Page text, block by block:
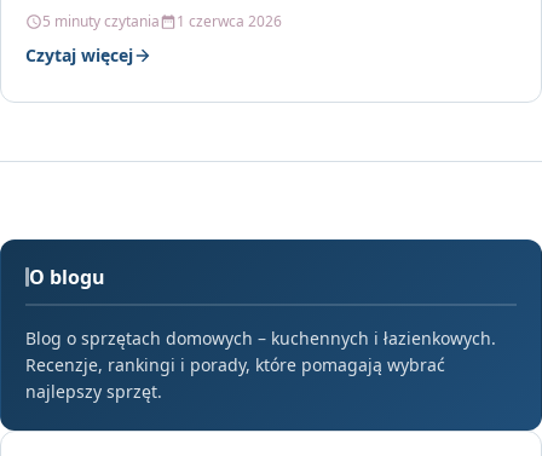
5 minuty czytania 1 czerwca 2026
Czytaj więcej
O blogu
Blog o sprzętach domowych – kuchennych i łazienkowych.
Recenzje, rankingi i porady, które pomagają wybrać
najlepszy sprzęt.